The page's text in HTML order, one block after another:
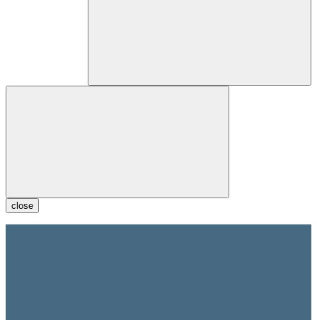
close